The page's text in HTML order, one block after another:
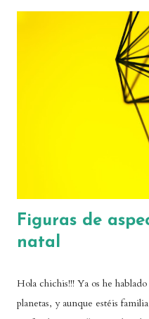
que se refiere a una guardia
realidad, su significado
veremos después. Pero, ¿qué
una agrupación de planetas
casa de la carta astral. Hay
cuando hay una concentración
mientras que otras
Figuras de
natal
Hola chichis!!! Ya os he
planetas, y aunque estéis